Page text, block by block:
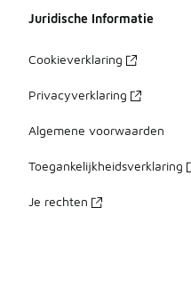
Juridische Informatie
Cookieverklaring
Privacyverklaring
Algemene voorwaarden
Toegankelijkheidsverklaring
Je rechten